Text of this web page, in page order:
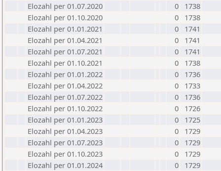
Elozahl per 01.07.2020
0
1738
Elozahl per 01.10.2020
0
1738
Elozahl per 01.01.2021
0
1741
Elozahl per 01.04.2021
0
1741
Elozahl per 01.07.2021
0
1741
Elozahl per 01.10.2021
0
1738
Elozahl per 01.01.2022
0
1736
Elozahl per 01.04.2022
0
1733
Elozahl per 01.07.2022
0
1736
Elozahl per 01.10.2022
0
1726
Elozahl per 01.01.2023
0
1725
Elozahl per 01.04.2023
0
1729
Elozahl per 01.07.2023
0
1729
Elozahl per 01.10.2023
0
1729
Elozahl per 01.01.2024
0
1729